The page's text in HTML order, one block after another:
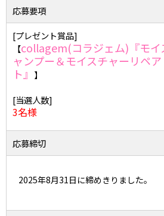
応募要項
[プレゼント賞品]
【collagem(コラジェム)『モイ
ャンプー＆モイスチャーリペ
ト』 】
[当選人数]
3名様
応募締切
2025年8月31日に締めきりました。